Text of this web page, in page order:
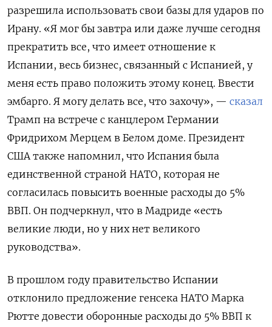
разрешила использовать свои базы для ударов по
Ирану. «Я мог бы завтра или даже лучше сегодня
прекратить все, что имеет отношение к
Испании, весь бизнес, связанный с Испанией, у
меня есть право положить этому конец. Ввести
эмбарго. Я могу делать все, что захочу», — сказал
Трамп на встрече с канцлером Германии
Фридрихом Мерцем в Белом доме. Президент
США также напомнил, что Испания была
единственной страной НАТО, которая не
согласилась повысить военные расходы до 5%
ВВП. Он подчеркнул, что в Мадриде «есть
великие люди, но у них нет великого
руководства».
В прошлом году правительство Испании
отклонило предложение генсека НАТО Марка
Рютте довести оборонные расходы до 5% ВВП к